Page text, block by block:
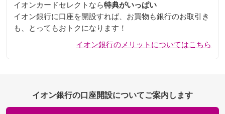
イオンカードセレクトなら特典がいっぱい
イオン銀行に口座を開設すれば、お買物も銀行のお取引き
も、とってもおトクになります！
イオン銀行のメリットについてはこちら
イオン銀行の口座開設についてご案内します